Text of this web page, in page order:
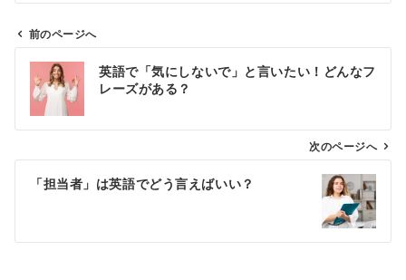
ビ
ン
前のページへ
英語で「気にしないで」と言いたい！どんなフ
レーズがある？
次のページへ
「担当者」は英語でどう言えばいい？